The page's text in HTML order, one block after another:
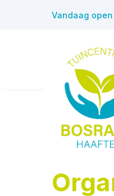
Vandaag